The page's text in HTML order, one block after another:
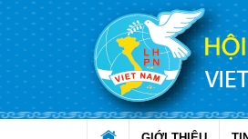
Skip to Content